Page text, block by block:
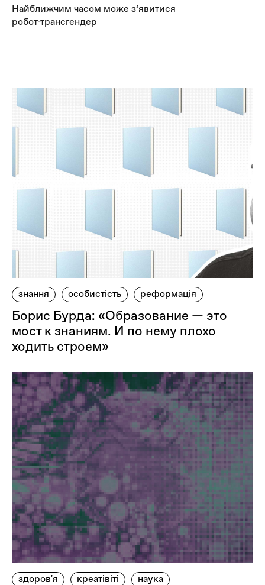
Найближчим часом може з’явитися
робот-трансгендер
знання особистість реформація
Борис Бурда: «Образование — это
мост к знаниям. И по нему плохо
ходить строем»
здоров'я креатівіті наука